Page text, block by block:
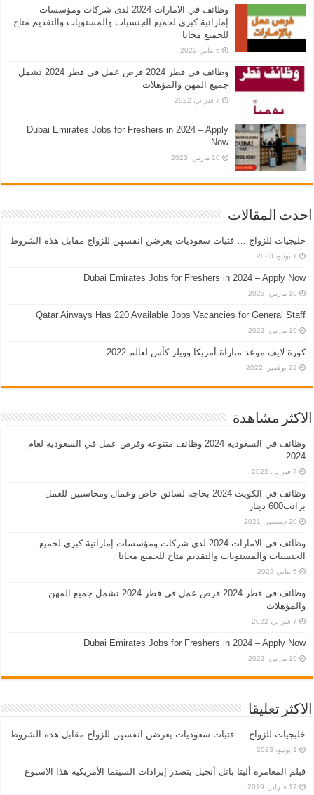
وظائف في الامارات 2024 لدى شركات ومؤسسات
إماراتية كبرى لجميع الجنسيات والمستويات والتقديم متاح
للجميع مجانا
6 يناير، 2022
وظائف في قطر 2024 فرص عمل في قطر 2024 تشمل
جميع المهن والمؤهلات
7 فبراير، 2022
Dubai Emirates Jobs for Freshers in 2024 – Apply
Now
10 مارس، 2023
احدث المقالات
خليجيات للزواج … فتيات سعوديات يعرضن انفسهن للزواج مقابل هذه الشروط
1 يونيو، 2023
Dubai Emirates Jobs for Freshers in 2024 – Apply Now
10 مارس، 2023
Qatar Airways Has 220 Available Jobs Vacancies for General Staff
10 مارس، 2023
كورة لايف موعد مباراة أمريكا وويلز كأس لعالم 2022
22 نوفمبر، 2022
الاكثر مشاهدة
وظائف في السعودية 2024 وظائف متنوعة وفرص عمل في السعودية لعام
2024
7 فبراير، 2022
وظائف في الكويت 2024 بحاجه لسائق خاص وعمال ومحاسبين للعمل
براتب600 دينار
20 ديسمبر، 2021
وظائف في الامارات 2024 لدى شركات ومؤسسات إماراتية كبرى لجميع
الجنسيات والمستويات والتقديم متاح للجميع مجانا
6 يناير، 2022
وظائف في قطر 2024 فرص عمل في قطر 2024 تشمل جميع المهن
والمؤهلات
7 فبراير، 2022
Dubai Emirates Jobs for Freshers in 2024 – Apply Now
10 مارس، 2023
الاكثر تعليقا
خليجيات للزواج … فتيات سعوديات يعرضن انفسهن للزواج مقابل هذه الشروط
1 يونيو، 2023
فيلم المغامرة أليتا‭ ‬باتل أنجيل يتصدر إيرادات السينما الأمريكية هذا الاسبوع
17 فبراير، 2019